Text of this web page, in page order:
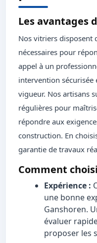
Les avantages
Nos vitriers disposent
nécessaires pour
appel à un
intervention
vigueur. Nos artisans
régulières pour
répondre aux
construction. En
garantie de travaux
Comment
Expérience :
une bonne
Ganshoren.
évaluer
proposer les